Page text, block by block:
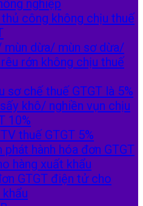
nghiệp
công không chịu thuế
mùn dừa/ mùn sơ dừa/
rớn không chịu thuế
sơ chế thuế GTGT là 5%
khô/ nghiền vụn chịu
10%
thuế GTGT 5%
hành hóa đơn GTGT
hàng xuất khẩu
GTGT điện tử cho
khẩu